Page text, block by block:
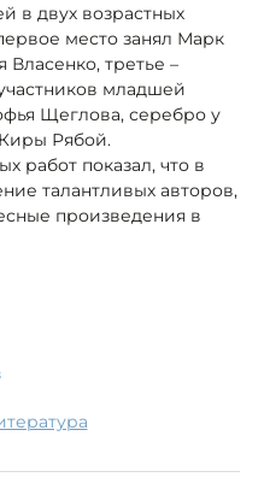
в двух возрастных
место занял Марк
Власенко, третье –
младшей
Щеглова, серебро у
Рябой.
работ показал, что в
талантливых авторов,
произведения в